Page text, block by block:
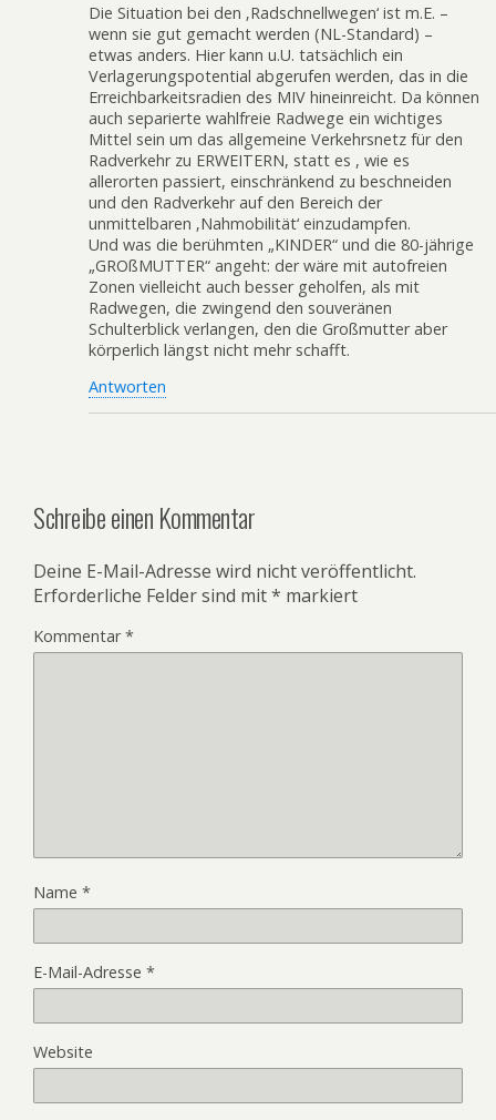
Die Situation bei den ‚Radschnellwegen‘ ist m.E. –
wenn sie gut gemacht werden (NL-Standard) –
etwas anders. Hier kann u.U. tatsächlich ein
Verlagerungspotential abgerufen werden, das in die
Erreichbarkeitsradien des MIV hineinreicht. Da können
auch separierte wahlfreie Radwege ein wichtiges
Mittel sein um das allgemeine Verkehrsnetz für den
Radverkehr zu ERWEITERN, statt es , wie es
allerorten passiert, einschränkend zu beschneiden
und den Radverkehr auf den Bereich der
unmittelbaren ‚Nahmobilität‘ einzudampfen.
Und was die berühmten „KINDER“ und die 80-jährige
„GROßMUTTER“ angeht: der wäre mit autofreien
Zonen vielleicht auch besser geholfen, als mit
Radwegen, die zwingend den souveränen
Schulterblick verlangen, den die Großmutter aber
körperlich längst nicht mehr schafft.
Antworten
Schreibe einen Kommentar
Deine E-Mail-Adresse wird nicht veröffentlicht.
Erforderliche Felder sind mit* markiert
Kommentar*
Name *
E-Mail-Adresse *
Website